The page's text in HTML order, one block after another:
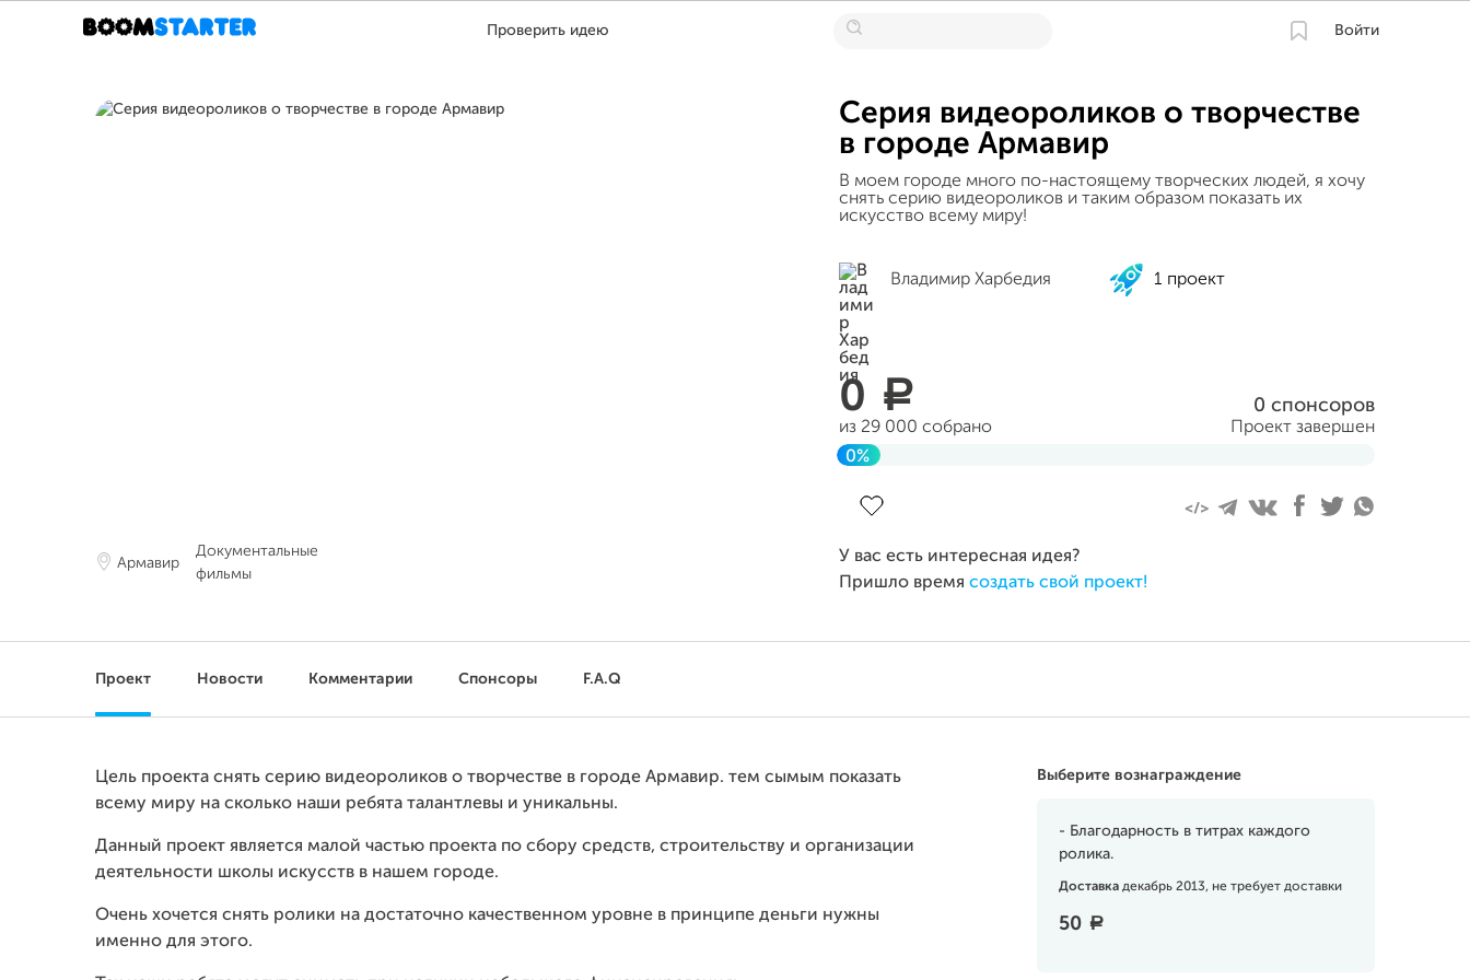
Проверить идею Войти
Армавир
Документальные
фильмы
Серия видеороликов о творчестве
в городе Армавир
В моем городе много по-настоящему творческих людей, я хочу
снять серию видеороликов и таким образом показать их
искусство всему миру!
Владимир Харбедия 1 проект
0 a
из 29 000 собрано
0 спонсоров
Проект завершен
0%
У вас есть интересная идея?
Пришло время создать свой проект!
Проект Новости Комментарии Спонсоры F.A.Q
Выберите вознаграждение
- Благодарность в титрах каждого
ролика.
Доставка декабрь 2013, не требует доставки
50 a
Цель проекта снять серию видеороликов о творчестве в городе Армавир. тем сымым показать
всему миру на сколько наши ребята талантлевы и уникальны.
Данный проект является малой частью проекта по сбору средств, строительству и организации
деятельности школы искусств в нашем городе.
Очень хочется снять ролики на достаточно качественном уровне в принципе деньги нужны
именно для этого.